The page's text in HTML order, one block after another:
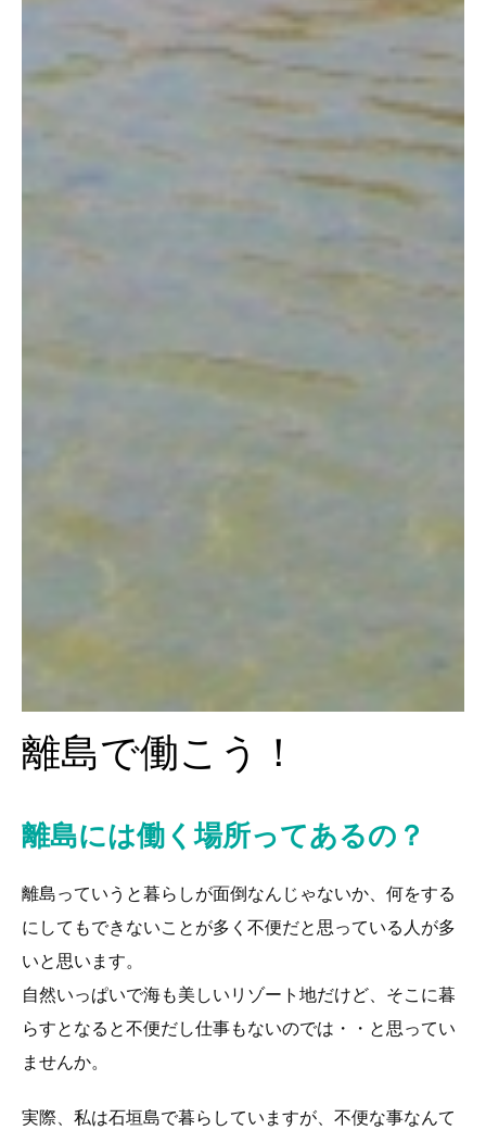
離島で働こう！
離島には働く場所ってあるの？
離島っていうと暮らしが面倒なんじゃないか、何をする
にしてもできないことが多く不便だと思っている人が多
いと思います。
自然いっぱいで海も美しいリゾート地だけど、そこに暮
らすとなると不便だし仕事もないのでは・・と思ってい
ませんか。
実際、私は石垣島で暮らしていますが、不便な事なんて